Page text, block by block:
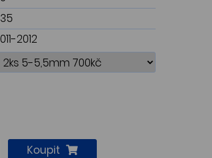
2012
Koupit